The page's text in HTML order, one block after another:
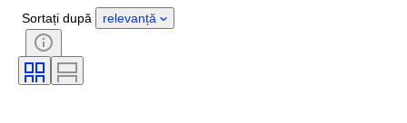
Stare
Stil
Culoare
Mărimea hainelor
Eră
Sortați după relevanță